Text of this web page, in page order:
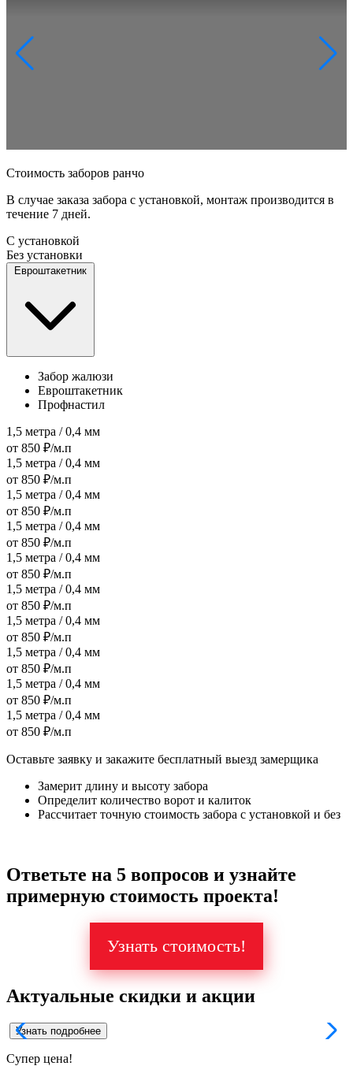
Стоимость заборов ранчо
В случае заказа забора с установкой, монтаж производится в
течение 7 дней.
С установкой
Без установки
Евроштакетник
Забор жалюзи
Евроштакетник
Профнастил
1,5 метра / 0,4 мм
от 850 ₽/м.п
1,5 метра / 0,4 мм
от 850 ₽/м.п
1,5 метра / 0,4 мм
от 850 ₽/м.п
1,5 метра / 0,4 мм
от 850 ₽/м.п
1,5 метра / 0,4 мм
от 850 ₽/м.п
1,5 метра / 0,4 мм
от 850 ₽/м.п
1,5 метра / 0,4 мм
от 850 ₽/м.п
1,5 метра / 0,4 мм
от 850 ₽/м.п
1,5 метра / 0,4 мм
от 850 ₽/м.п
1,5 метра / 0,4 мм
от 850 ₽/м.п
Оставьте заявку и закажите бесплатный выезд замерщика
Замерит длину и высоту забора
Определит количество ворот и калиток
Рассчитает точную стоимость забора с установкой и без
Ответьте на 5 вопросов и узнайте
примерную стоимость проекта!
Узнать стоимость!
Актуальные скидки и акции
Узнать подробнее
Супер цена!